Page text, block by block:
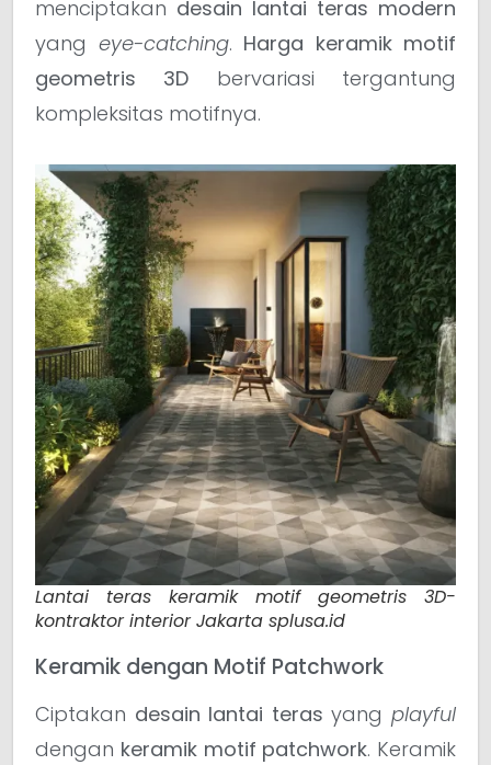
menciptakan desain lantai teras modern
yang eye-catching. Harga keramik motif
geometris 3D bervariasi tergantung
kompleksitas motifnya.
Lantai teras keramik motif geometris 3D-
kontraktor interior Jakarta splusa.id
Keramik dengan Motif Patchwork
Ciptakan desain lantai teras yangplayful
dengan keramik motif patchwork. Keramik